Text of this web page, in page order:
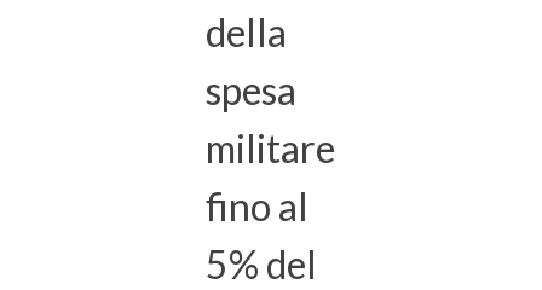
della
spesa
militare
fino al
5% del